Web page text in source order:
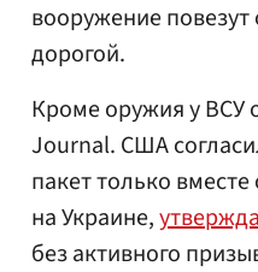
вооружение
дорогой.
Кроме оружия у ВСУ
Journal. США
пакет только
на Украине,
без активного